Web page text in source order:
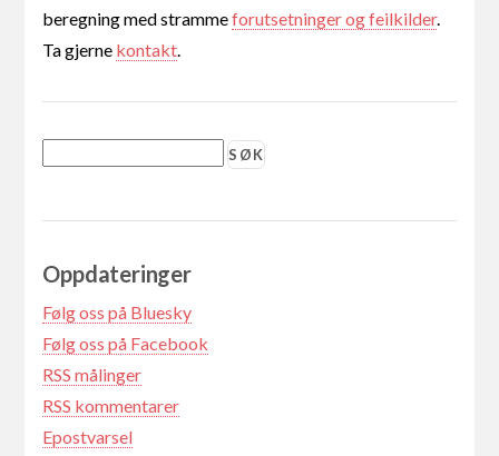
beregning med strammeforutsetninger og feilkilder.
Ta gjerne kontakt.
Oppdateringer
Følg oss på Bluesky
Følg oss på Facebook
RSS målinger
RSS kommentarer
Epostvarsel